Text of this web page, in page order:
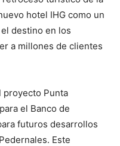
hotel IHG como un
destino en los
a millones de clientes
proyecto Punta
el Banco de
futuros desarrollos
Este